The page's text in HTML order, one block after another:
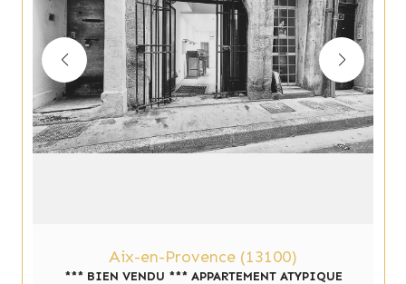
Aix-en-Provence (13100)
*** BIEN VENDU *** APPARTEMENT ATYPIQUE